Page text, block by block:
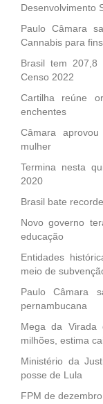
Desenvolvimento
Paulo Câmara
Cannabis para
Brasil tem 207,8
Censo 2022
Cartilha reúne
enchentes
Câmara
mulher
Termina nesta
2020
Brasil bate
Novo governo
educação
Entidades
meio de
Paulo Câmara
pernambucana
Mega da Virada
milhões, estima
Ministério da
posse de Lula
FPM de